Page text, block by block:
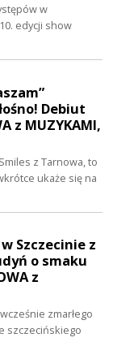
w
edycji show
Debiut
z MUZYKAMI,
z Tarnowa, to
ukaże się na
Szczecinie z
o smaku
z
zmarłego
szczecińskiego